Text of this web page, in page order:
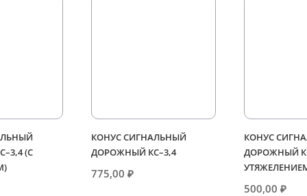
(С
КОНУС СИГНАЛЬНЫЙ
ДОРОЖНЫЙ КС–3,4
775,00 ₽
КОНУС
ДОРОЖНЫЙ
500,00 ₽